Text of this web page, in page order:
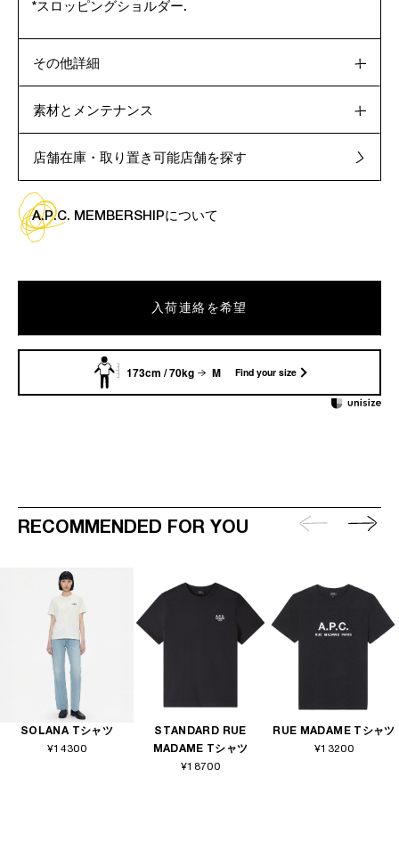
*スロッピングショルダー.
その他詳細
素材とメンテナンス
店舗在庫・取り置き可能店舗を探す
A.P.C. MEMBERSHIPについて
入荷連絡を希望
173cm / 70kg M Find your size
RECOMMENDED FOR YOU
SOLANA Tシャツ
¥14300
STANDARD RUE
MADAME Tシャツ
¥18700
RUE MADAME Tシャツ
¥13200